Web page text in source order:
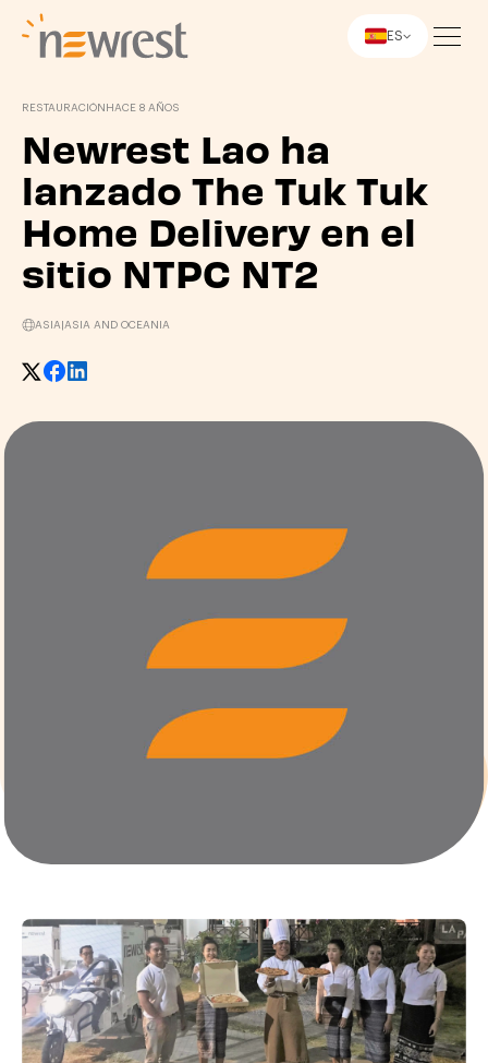
ES
RESTAURACIÓN HACE 8 AÑOS
Newrest Lao ha
lanzado The Tuk Tuk
Home Delivery en el
sitio NTPC NT2
ASIA ASIA AND OCEANIA